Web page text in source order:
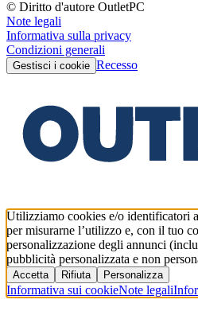
© Diritto d'autore OutletPC
Note legali
Informativa sulla privacy
Condizioni generali
Gestisci i cookie Recesso
Utilizziamo cookies e/o identificatori
per misurarne l’utilizzo e, con il tuo
personalizzazione degli annunci
pubblicità personalizzata e non
Accetta Rifiuta Personalizza
Informativa sui cookieNote legali